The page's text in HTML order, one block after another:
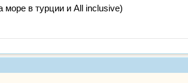
море в турции и All inclusive)